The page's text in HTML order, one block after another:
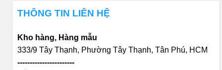
THÔNG TIN LIÊN HỆ
Kho hàng, Hàng mẫu
333/9 Tây Thạnh, Phường Tây Thạnh, Tân Phú, HCM
-----------------------